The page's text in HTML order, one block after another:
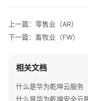
决
案
安
分
支
上一篇：零售业（AR）
下一篇：畜牧业（FW）
相关文档
什么是华为乾坤云服务
什么是华为乾坤安全云